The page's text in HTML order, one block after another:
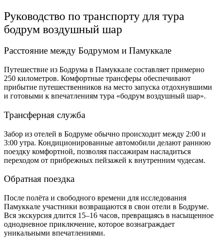
Руководство по транспорту для тура
бодрум воздушный шар
Расстояние между Бодрумом и Памуккале
Путешествие из Бодрума в Памуккале составляет примерно
250 километров. Комфортные трансферы обеспечивают
прибытие путешественников на место запуска отдохнувшими
и готовыми к впечатлениям тура «бодрум воздушный шар».
Трансферная служба
Забор из отелей в Бодруме обычно происходит между 2:00 и
3:00 утра. Кондиционированные автомобили делают раннюю
поездку комфортной, позволяя пассажирам насладиться
переходом от прибрежных пейзажей к внутренним чудесам.
Обратная поездка
После полёта и свободного времени для исследования
Памуккале участники возвращаются в свои отели в Бодруме.
Вся экскурсия длится 15–16 часов, превращаясь в насыщенное
однодневное приключение, которое вознаграждает
уникальными впечатлениями.